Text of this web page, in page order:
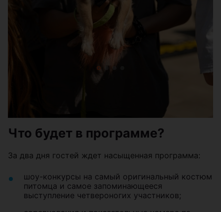
Что будет в программе?
За два дня гостей ждет насыщенная программа:
шоу-конкурсы на самый оригинальный костюм
питомца и самое запоминающееся
выступление четвероногих участников;